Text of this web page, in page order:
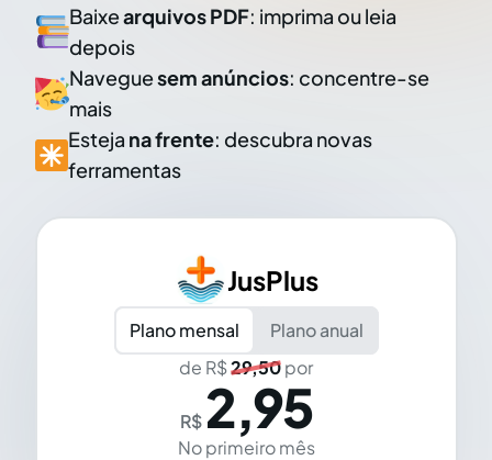
Baixearquivos PDF: imprima ou leia
depois
Naveguesem anúncios: concentre-se
mais
Esteja na frente: descubra novas
ferramentas
JusPlus
Plano mensal
Plano anual
de R$29,50por
R$ 2,95
No primeiro mês